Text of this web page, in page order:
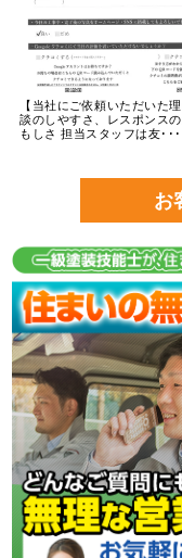
【当社にご依頼いただいた
談のしやすさ、レスポンス
もしさ 担当スタッフは友･･･
お